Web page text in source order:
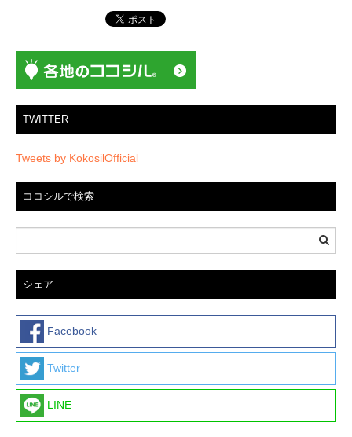
ン
TWITTER
Tweets by KokosilOfficial
ココシルで検索
シェア
Facebook
Twitter
LINE